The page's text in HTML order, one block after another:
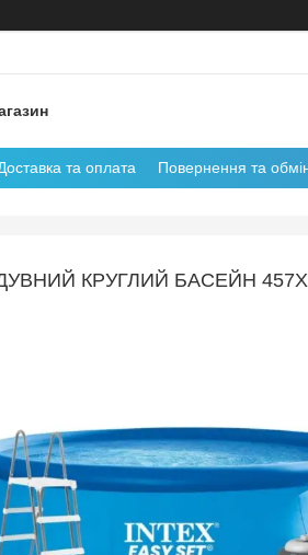
та оплата Повернення та
КРУГЛИЙ БАСЕЙН